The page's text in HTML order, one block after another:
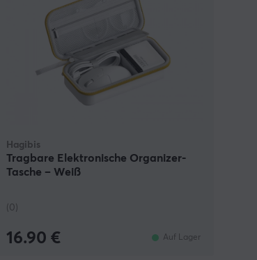
Hagibis
Tragbare Elektronische Organizer-
Tasche – Weiß
(0)
16.90 € Auf Lager